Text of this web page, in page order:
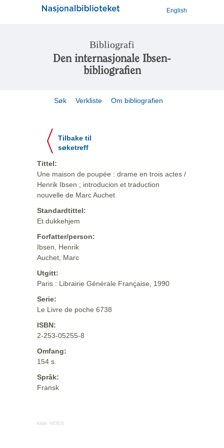
English
Bibliografi
Den internasjonale Ibsen-
bibliografien
Søk Verkliste Om bibliografien
Tilbake til
søketreff
Tittel:
Une maison de poupée : drame en trois actes /
Henrik Ibsen ; introducion et traduction
nouvelle de Marc Auchet
Standardtittel:
Et dukkehjem
Forfatter/person:
Ibsen, Henrik
Auchet, Marc
Utgitt:
Paris : Librairie Générale Française, 1990
Serie:
Le Livre de poche 6738
ISBN:
2-253-05255-8
Omfang:
154 s.
Språk:
Fransk
Kilde: MODS